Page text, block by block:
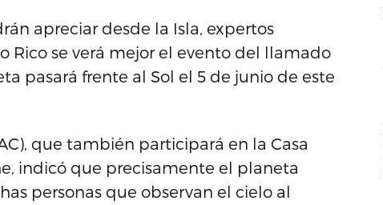
apreciar desde la Isla, expertos
Rico se verá mejor el evento del llamado
pasará frente al Sol el 5 de junio de este
que también participará en la Casa
indicó que precisamente el planeta
personas que observan el cielo al